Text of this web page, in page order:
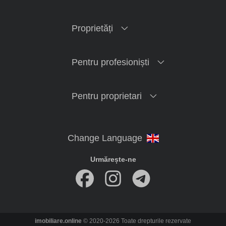
Proprietăți
Pentru profesioniști
Pentru proprietari
Urmărește-ne
imobiliare.online © 2020-2026 Toate drepturile rezervate